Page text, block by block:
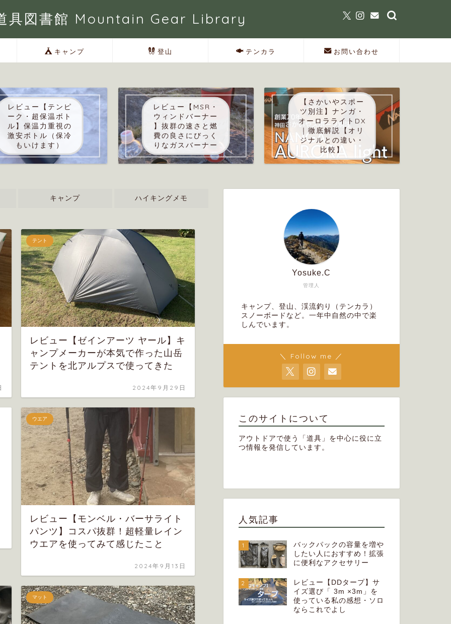
具図書館 Mountain Gear Library
キャンプ 登山 テンカラ お問い合わせ
レビュー【テンピ
ーク・超保温ボト
ル】保温力重視の
激安ボトル（保冷
もいけます）
レビュー【MSR・
ウィンドバーナー
】抜群の速さと燃
費の良さにびっく
りなガスバーナー
【さかいやスポー
ツ別注】ナンガ・
オーロラライトDX
｜徹底解説【オリ
ジナルとの違い・
比較】
キャンプ ハイキングメモ
テント
レビュー【ゼインアーツ ヤール】キ
ャンプメーカーが本気で作った山岳
テントを北アルプスで使ってきた
2024年9月29日
ウエア
レビュー【モンベル・バーサライト
パンツ】コスパ抜群！超軽量レイン
ウエアを使ってみて感じたこと
2024年9月13日
マット
品 Ledge highat / carbon、
SENDER 01、CORE REST zzz
R5D92W59、Pinnacle mat 100
バーナー・ストーブ
レビュー【プリムス P157インテグ
ストーブ】低温環境・悪天候でも使
えるガスストーブ
2025年3月29日
管理人
Yosuke.C
キャンプ、登山、渓流釣り（テンカラ）
スノーボードなど。一年中自然の中で楽
しんでいます。
＼ Follow me ／
このサイトについて
アウトドアで使う「道具」を中心に役に立
つ情報を発信しています。
人気記事
1
バックパックの容量を増や
したい人におすすめ！拡張
に便利なアクセサリー
2
レビュー【DDタープ】サ
イズ選び「 3m ×3m」を
使っている私の感想・ソロ
ならこれでよし